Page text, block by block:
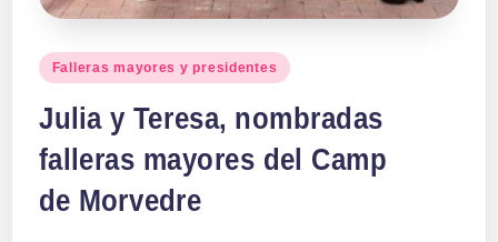
Publicado
Falleras mayores y presidentes
Julia y Teresa, nombradas
falleras mayores del Camp
de Morvedre